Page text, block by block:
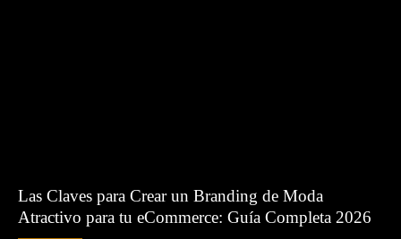
Las Claves para Crear un Branding de Moda
Atractivo para tu eCommerce: Guía Completa 2026